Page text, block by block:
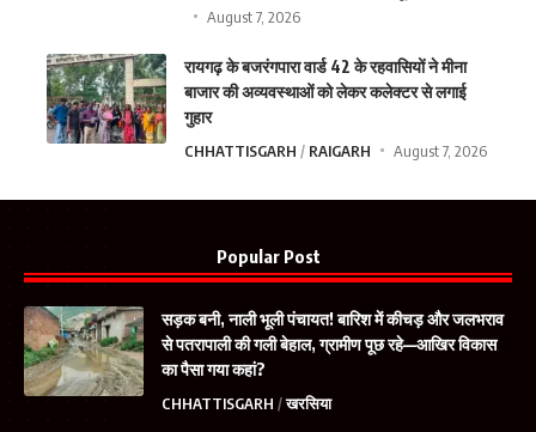
August 7, 2026
रायगढ़ के बजरंगपारा वार्ड 42 के रहवासियों ने मीना
बाजार की अव्यवस्थाओं को लेकर कलेक्टर से लगाई
गुहार
CHHATTISGARH RAIGARH August 7, 2026
Popular Post
सड़क बनी, नाली भूली पंचायत! बारिश में कीचड़ और जलभराव
से पतरापाली की गली बेहाल, ग्रामीण पूछ रहे—आखिर विकास
का पैसा गया कहां?
CHHATTISGARH खरसिया